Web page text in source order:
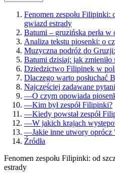
Fenomen zespołu Filipinki:
gwiazd estrady
Batumi – gruzińska perła
Analiza tekstu piosenki: o
Muzyczna podróż do
Batumi dzisiaj: jak zmieniło
Dziedzictwo Filipinek w
Dlaczego warto posłuchać
Najczęściej zadawane
—O czym opowiada
—Kim był zespół Filipinki?
—Kiedy powstał zespół
—W jakich krajach
—Jakie inne utwory
Źródła
Fenomen zespołu Filipinki: od
estrady